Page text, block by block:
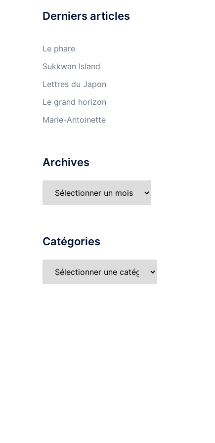
Derniers articles
Le phare
Sukkwan Island
Lettres du Japon
Le grand horizon
Marie-Antoinette
Archives
Catégories